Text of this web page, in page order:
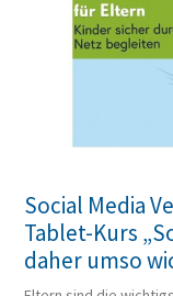
Social Media
Tablet-Kurs
daher umso